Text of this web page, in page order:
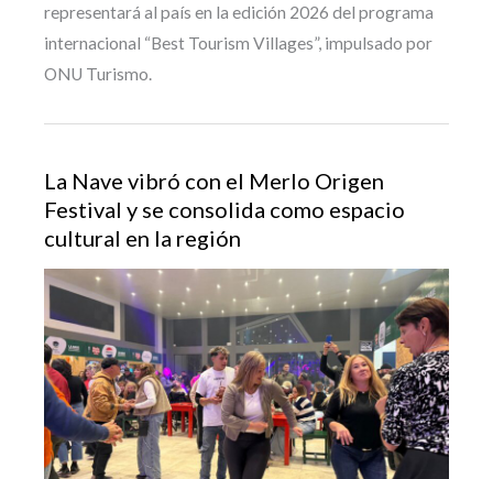
representará al país en la edición 2026 del programa
internacional “Best Tourism Villages”, impulsado por
ONU Turismo.
La Nave vibró con el Merlo Origen
Festival y se consolida como espacio
cultural en la región